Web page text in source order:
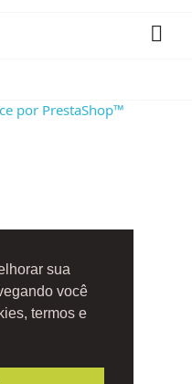
sua
você
termos e

por PrestaShop™